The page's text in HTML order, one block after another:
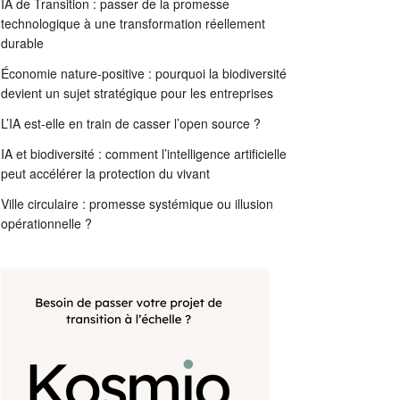
IA de Transition : passer de la promesse
technologique à une transformation réellement
durable
Économie nature-positive : pourquoi la biodiversité
devient un sujet stratégique pour les entreprises
L’IA est-elle en train de casser l’open source ?
IA et biodiversité : comment l’intelligence artificielle
peut accélérer la protection du vivant
Ville circulaire : promesse systémique ou illusion
opérationnelle ?